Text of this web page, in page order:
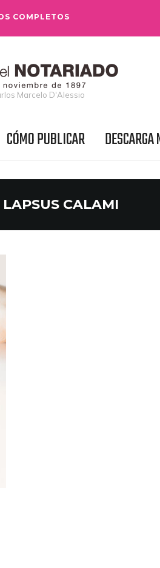
COMPLETOS
Marcelo D'Alessio
CÓMO PUBLICAR
LAPSUS CALAMI